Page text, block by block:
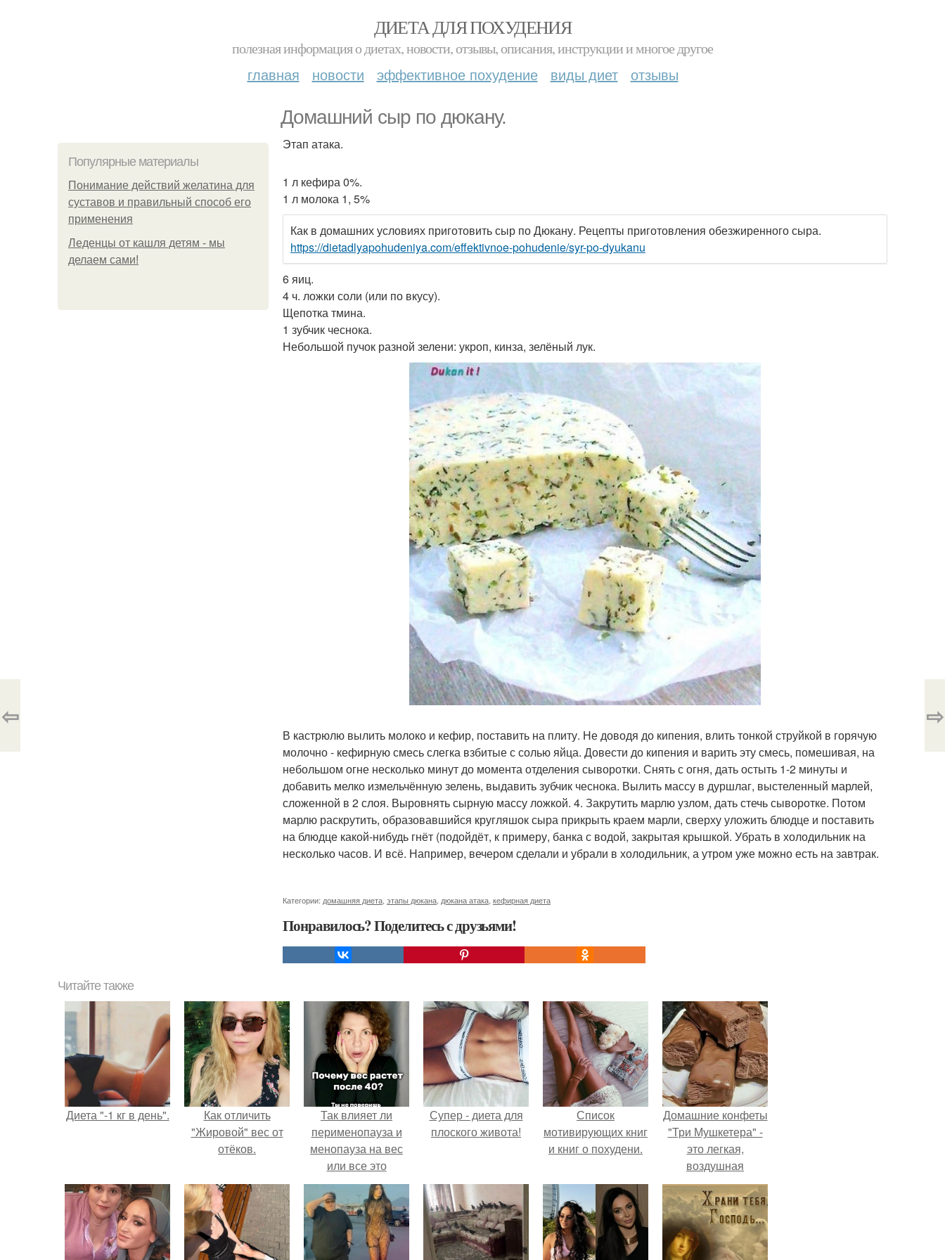
ДИЕТА ДЛЯ ПОХУДЕНИЯ
полезная информация о диетах, новости, отзывы, описания, инструкции и многое другое
главная новости эффективное похудение виды диет отзывы
Домашний сыр по дюкану.
Популярные материалы
Понимание действий желатина для
суставов и правильный способ его
применения
Леденцы от кашля детям - мы
делаем сами!
Этап атака.
1 л кефира 0%.
1 л молока 1, 5%
Как в домашних условиях приготовить сыр по Дюкану. Рецепты приготовления обезжиренного сыра.
https://dietadlyapohudeniya.com/effektivnoe-pohudenie/syr-po-dyukanu
6 яиц.
4 ч. ложки соли (или по вкусу).
Щепотка тмина.
1 зубчик чеснока.
Небольшой пучок разной зелени: укроп, кинза, зелёный лук.
В кастрюлю вылить молоко и кефир, поставить на плиту. Не доводя до кипения, влить тонкой струйкой в горячую
молочно - кефирную смесь слегка взбитые с солью яйца. Довести до кипения и варить эту смесь, помешивая, на
небольшом огне несколько минут до момента отделения сыворотки. Снять с огня, дать остыть 1-2 минуты и
добавить мелко измельчённую зелень, выдавить зубчик чеснока. Вылить массу в дуршлаг, выстеленный марлей,
сложенной в 2 слоя. Выровнять сырную массу ложкой. 4. Закрутить марлю узлом, дать стечь сыворотке. Потом
марлю раскрутить, образовавшийся кругляшок сыра прикрыть краем марли, сверху уложить блюдце и поставить
на блюдце какой-нибудь гнёт (подойдёт, к примеру, банка с водой, закрытая крышкой. Убрать в холодильник на
несколько часов. И всё. Например, вечером сделали и убрали в холодильник, а утром уже можно есть на завтрак.
Категории: домашняя диета этапы дюкана дюкана атака кефирная диета
Понравилось? Поделитесь с друзьями!
⇦ ⇨
Читайте также
Диета "-1 кг в день".
Как отличить
"Жировой" вес от
отёков.
Так влияет ли
перименопауза и
менопауза на вес
или все это
ерунда?
Супер - диета для
плоского живота!
Список
мотивирующих книг
и книг о похудени.
Домашние конфеты
"Три Мушкетера" -
это легкая,
воздушная
шоколадная нуга,
покрытая
молочным
шоколадом.